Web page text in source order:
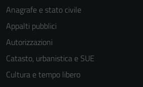
Anagrafe e stato civile
Appalti pubblici
Autorizzazioni
Catasto, urbanistica e SUE
Cultura e tempo libero